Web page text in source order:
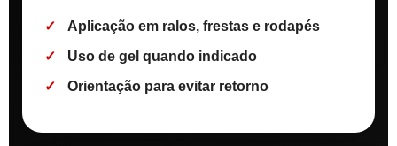
Aplicação em ralos, frestas e rodapés
Uso de gel quando indicado
Orientação para evitar retorno